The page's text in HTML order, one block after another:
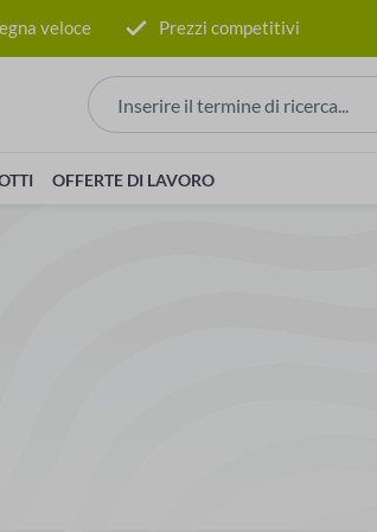
veloce Prezzi competitivi
OFFERTE DI LAVORO